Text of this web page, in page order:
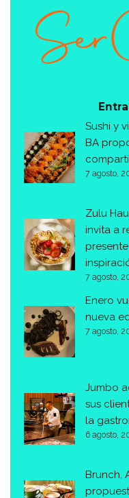
Sushi y
BA
7 agosto,
Zulu
invita a
7 agosto,
Enero
nueva
7 agosto,
Jumbo
sus
la
6 agosto,
Brunch,